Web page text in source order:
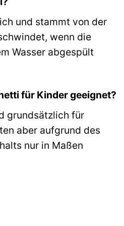
und stammt von der
wenn die
Wasser abgespült
für Kinder geeignet?
grundsätzlich für
aber aufgrund des
nur in Maßen